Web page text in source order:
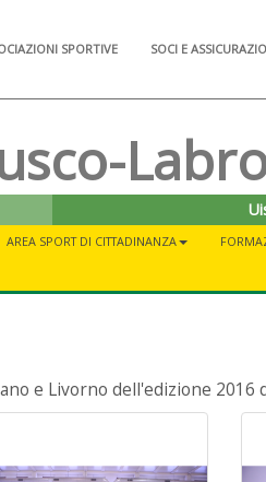
SPORTIVE SOCI E
AREA SPORT DI CITTADINANZA
e Livorno dell'edizione 2016